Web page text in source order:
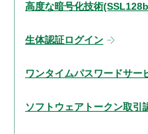
高度な暗号化技術
生体認証ログイン
ワンタイムパスワードサー
ソフトウェアトークン取引